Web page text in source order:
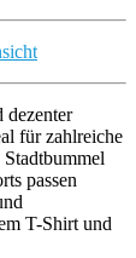
dezenter
für zahlreiche
passen
T-Shirt und